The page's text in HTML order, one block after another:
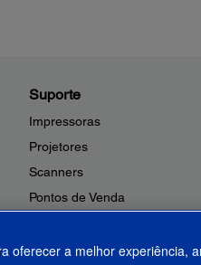
Suporte
Impressoras
Projetores
Scanners
Pontos de Venda
Outros Produtos
oferecer a melhor experiência,